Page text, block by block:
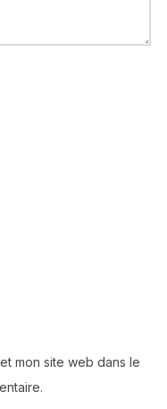
mon site web dans le